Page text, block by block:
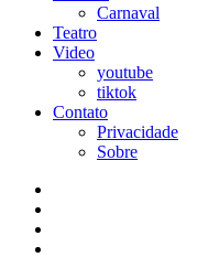
Carnaval
Teatro
Video
youtube
tiktok
Contato
Privacidade
Sobre